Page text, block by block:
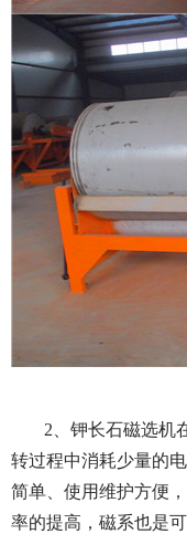
2、钾长石磁选机
转过程中消耗少量的
简单、使用维护方便
率的提高，磁系也是